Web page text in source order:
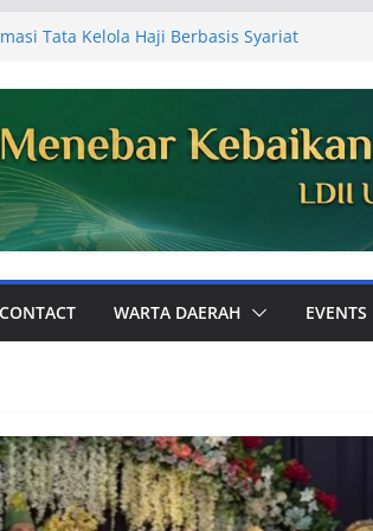
Tata Kelola Haji Berbasis Syariat
PC LDII Tualang
81, Warga PC LDII Dayun Gelar Kerja
Masjid
Kabupaten Siak Audiensi ke
Laporan Kegiatan Semester I
Pembinaan Karakter Generasi
Bola
CONTACT WARTA DAERAH EVENTS